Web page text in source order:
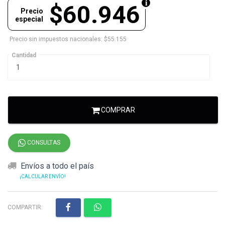
$60.946
Precio
especial
Precio sin impuestos nacionales: $55.155
Cantidad
COMPRAR
CONSULTAS
Envíos a todo el país
¡CALCULAR ENVÍO!
COMPARTIR: